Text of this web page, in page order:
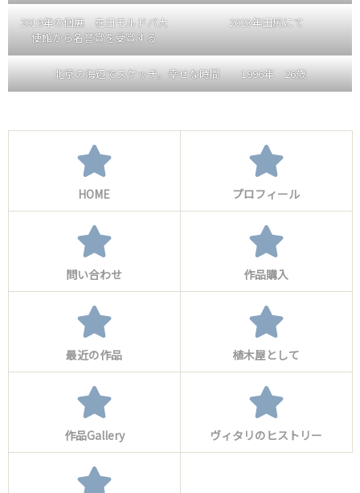
2019年の個展 在日モルドバ大
使館から名誉賞を受賞する
2023年田尻にて
北京の海辺でスケッチ。幸せな時間 1996年 26歳
HOME プロフィール
問い合わせ 作品購入
最近の作品 植木屋として
作品Gallery ヴィタリのヒストリー